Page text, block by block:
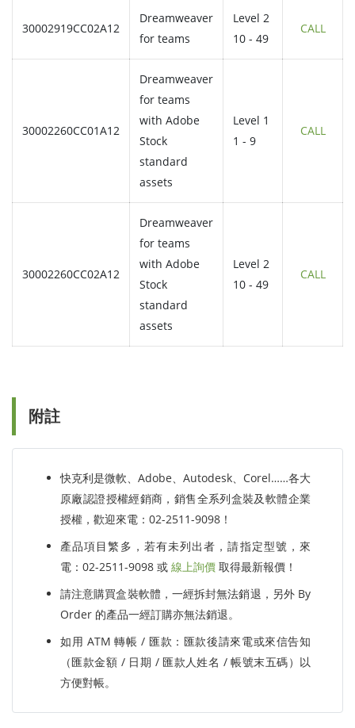
30002919CC02A12
Dreamweaver
for teams
Level 2
10 - 49
CALL
30002260CC01A12
Dreamweaver
for teams
with Adobe
Stock
standard
assets
Level 1
1 - 9
CALL
30002260CC02A12
Dreamweaver
for teams
with Adobe
Stock
standard
assets
Level 2
10 - 49
CALL
附註
快克利是微軟、Adobe、Autodesk、Corel……各大
原廠認證授權經銷商，銷售全系列盒裝及軟體企業
授權，歡迎來電：02-2511-9098！
產品項目繁多，若有未列出者，請指定型號，來
電：02-2511-9098 或 線上詢價 取得最新報價！
請注意購買盒裝軟體，一經拆封無法銷退，另外 By
Order 的產品一經訂購亦無法銷退。
如用 ATM 轉帳 / 匯款：匯款後請來電或來信告知
（匯款金額 / 日期 / 匯款人姓名 / 帳號末五碼）以
方便對帳。